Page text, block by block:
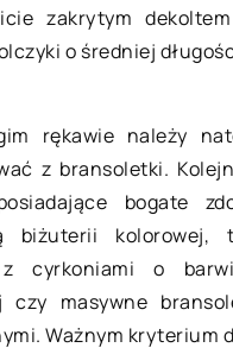
zakrytym
o średniej
rękawie należy
z bransoletki.
bogate
biżuterii kolorowej,
z cyrkoniami o
czy masywne
Ważnym kryterium